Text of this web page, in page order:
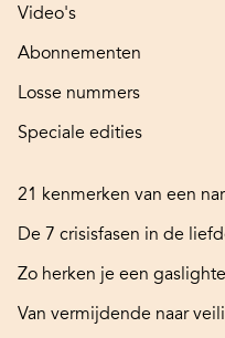
Video's
Abonnementen
Losse nummers
Speciale edities
21 kenmerken van een
De 7 crisisfasen in de
Zo herken je een
Van vermijdende naar